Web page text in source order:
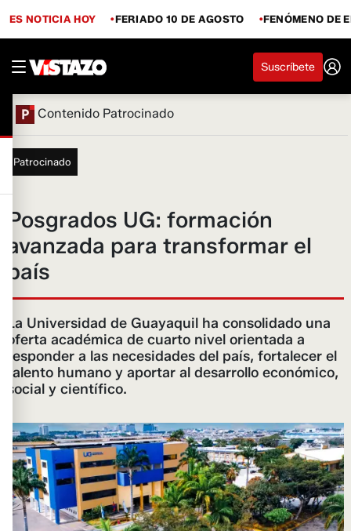
ES NOTICIA HOY FERIADO 10 DE AGOSTO FENÓMENO DE
Suscríbete
Contenido Patrocinado
Patrocinado
Posgrados UG: formación
avanzada para transformar el
país
La Universidad de Guayaquil ha consolidado una
oferta académica de cuarto nivel orientada a
responder a las necesidades del país, fortalecer el
talento humano y aportar al desarrollo económico,
social y científico.